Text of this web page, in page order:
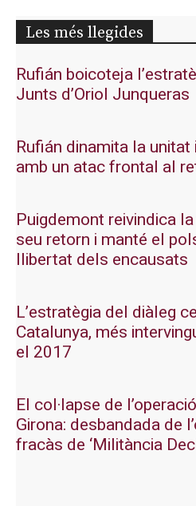
Les més llegides
Rufián boicoteja
Junts d’Oriol Junqueras
Rufián dinamita la
amb un atac frontal al
Puigdemont reivindica
seu retorn i manté el
llibertat dels encausats
L’estratègia del diàleg
Catalunya, més
el 2017
El col·lapse de
Girona: desbandada de
fracàs de ‘Militància